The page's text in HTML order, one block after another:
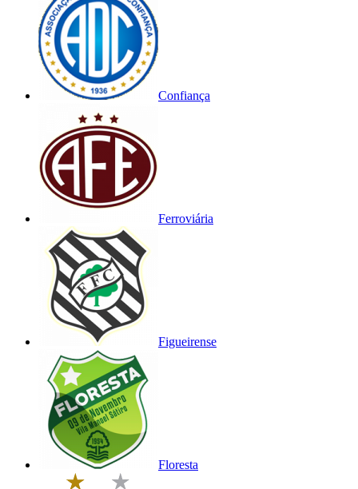
Confiança
Ferroviária
Figueirense
Floresta